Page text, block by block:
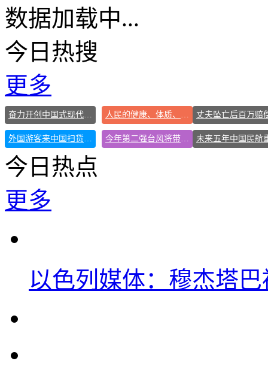
数据加载中...
今日热搜
更多
奋力开创中国式现代化建设新局面 人民的健康、体质、幸福一脉相承
外国游客来中国扫货新特产 今年第二强台风将带来多大影响
今日热点
更多
以色列媒体：穆杰塔